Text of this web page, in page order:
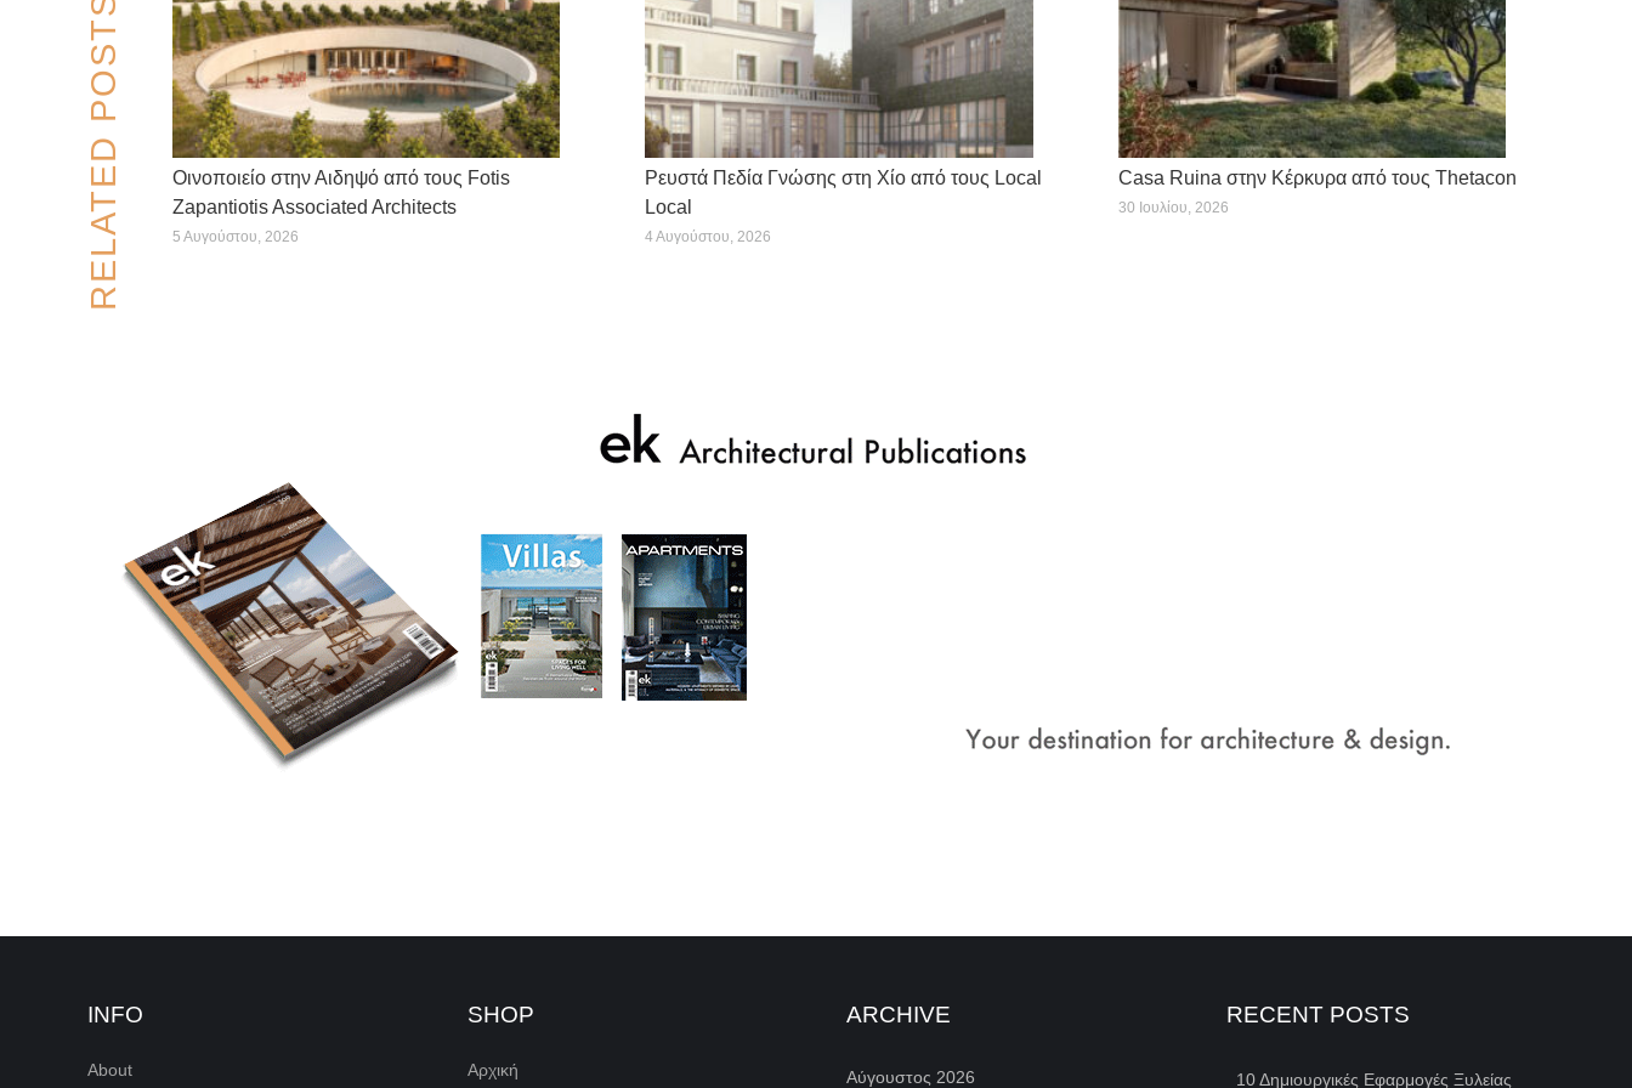
RELATED POSTS
Οινοποιείο στην Αιδηψό από τους Fotis
Zapantiotis Associated Architects
5 Αυγούστου, 2026
Ρευστά Πεδία Γνώσης στη Χίο από τους Local
Local
4 Αυγούστου, 2026
Casa Ruina στην Κέρκυρα από τους Thetacon
30 Ιουλίου, 2026
INFO
About
SHOP
Αρχική
ARCHIVE
Αύγουστος 2026
RECENT POSTS
10 Δημιουργικές Εφαρμογές Ξυλείας